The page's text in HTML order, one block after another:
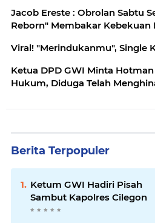
Jacob Ereste : Obrolan Sabtu Seru "Obor Rakyat
Viral! "Merindukanmu", Single
Ketua DPD GWI Minta
Hukum, Diduga Telah
Berita Terpopuler
Ketum GWI Hadiri Pisah
Sambut Kapolres Cilegon